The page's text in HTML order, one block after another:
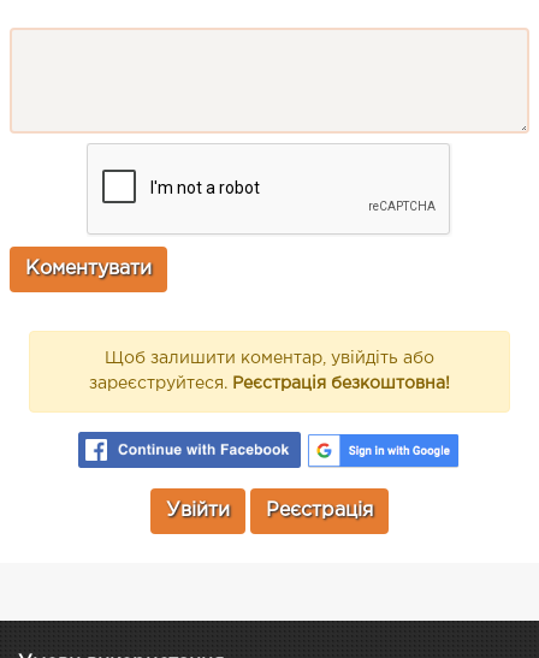
Щоб залишити коментар, увійдіть або
зареєструйтеся. Реєстрація безкоштовна!
Увійти Реєстрація